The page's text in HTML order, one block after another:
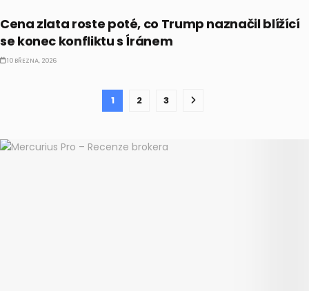
Cena zlata roste poté, co Trump naznačil blížící
se konec konfliktu s Íránem
10 BŘEZNA, 2026
1 2 3